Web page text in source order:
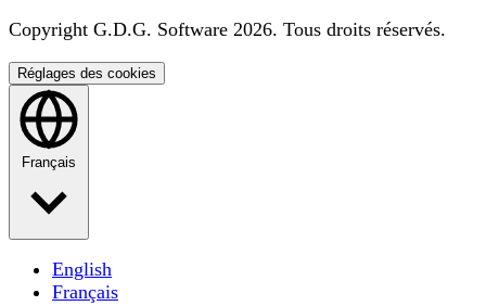
Copyright G.D.G. Software 2026. Tous droits réservés.
Réglages des cookies
Français
English
Français